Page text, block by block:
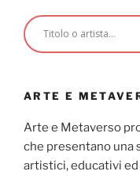
ARTE E
Arte e Metaverso
che presentano una
artistici, educativi